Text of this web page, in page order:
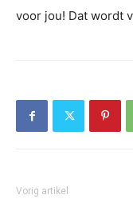
voor jou! Dat wordt
Vorig artikel